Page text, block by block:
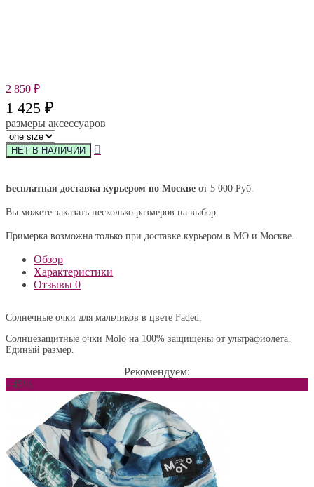
2 850 ₽
1 425 ₽
размеры аксессуаров
Бесплатная доставка курьером по Москве от 5 000 Руб.
Вы можете заказать несколько размеров на выбор.
Примерка возможна только при доставке курьером в МО и Москве.
Обзор
Характеристики
Отзывы 0
Солнечные очки для мальчиков в цвете Faded.
Солнцезащитные очки Molo на 100% защищены от ультрафиолета.
Единый размер.
Рекомендуем:
- 45%